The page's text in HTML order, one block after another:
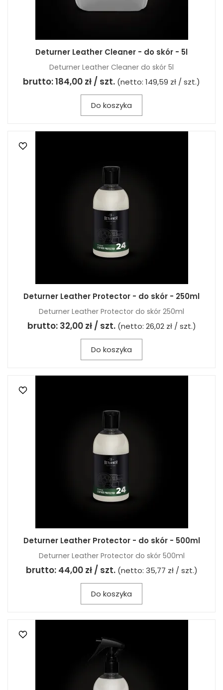
Deturner Leather Cleaner - do skór - 5l
Deturner Leather Cleaner do skór 5l
brutto:184,00 zł / szt. (netto: 149,59 zł / szt.)
Do koszyka
Deturner Leather Protector - do skór - 250ml
Deturner Leather Protector do skór 250ml
brutto: 32,00 zł / szt. (netto: 26,02 zł / szt.)
Do koszyka
Deturner Leather Protector - do skór - 500ml
Deturner Leather Protector do skór 500ml
brutto: 44,00 zł / szt. (netto: 35,77 zł / szt.)
Do koszyka